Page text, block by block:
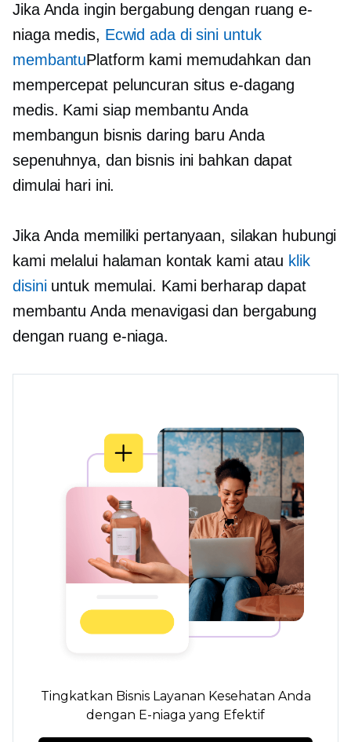
Jika Anda ingin bergabung dengan ruang e-
niaga medis, Ecwid ada di sini untuk
membantuPlatform kami memudahkan dan
mempercepat peluncuran situs e-dagang
medis. Kami siap membantu Anda
membangun bisnis daring baru Anda
sepenuhnya, dan bisnis ini bahkan dapat
dimulai hari ini.
Jika Anda memiliki pertanyaan, silakan hubungi
kami melalui halaman kontak kami atau klik
disiniuntuk memulai. Kami berharap dapat
membantu Anda menavigasi dan bergabung
dengan ruang e-niaga.
Tingkatkan Bisnis Layanan Kesehatan Anda
dengan E-niaga yang Efektif